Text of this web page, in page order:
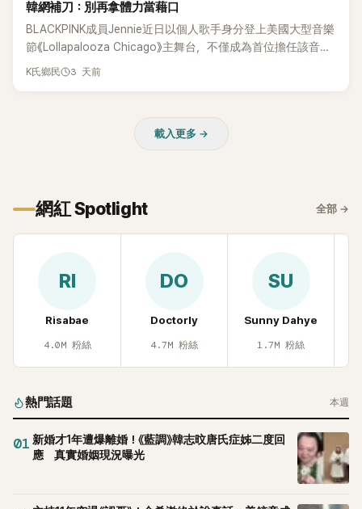
韓網補刀：別再拿體力當藉口
BLACKPINK成員Jennie近日以個人歌手身分登上美國大型音樂
節《Lollapalooza Chicago》主舞台，不僅成為首位擔任該音樂
節Headliner（壓軸主秀）的K-POP女SOLO歌手，寫下全新紀
K氏鄉民 3 天前
載入更多 →
網紅 Spotlight 全部 →
RI
Risabae
4.0M 粉絲
DO
Doctorly
4.7M 粉絲
SU
Sunny Dahye
1.7M 粉絲
熱門話題 本週
01 新婚才1年遭爆離婚！《藍調》韓志旼唐氏症姊二度回
應 真實婚姻現況曝光